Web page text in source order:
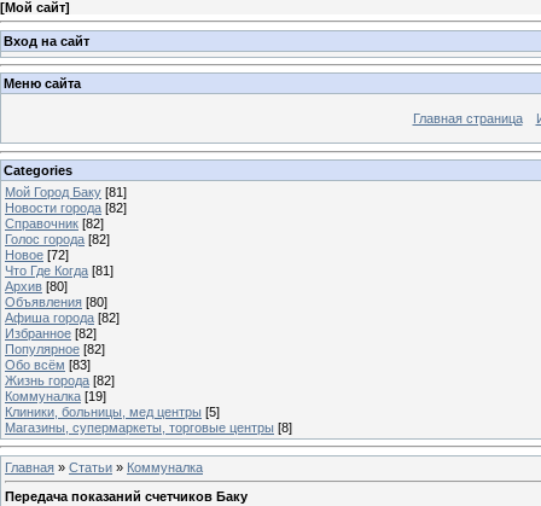
[Мой сайт]
Вход на сайт
Меню сайта
Главная страница
Categories
Мой Город Баку [81]
Новости города [82]
Справочник [82]
Голос города [82]
Новое [72]
Что Где Когда [81]
Архив [80]
Объявления [80]
Афиша города [82]
Избранное [82]
Популярное [82]
Обо всём [83]
Жизнь города [82]
Коммуналка [19]
Клиники, больницы, мед центры [5]
Магазины, супермаркеты, торговые центры [8]
Главная » Статьи » Коммуналка
Передача показаний счетчиков Баку